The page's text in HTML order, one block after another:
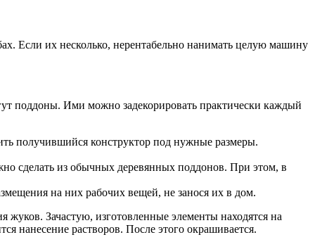
Если их несколько, нерентабельно нанимать целую машину
поддоны. Ими можно задекорировать практически каждый
получившийся конструктор под нужные размеры.
сделать из обычных деревянных поддонов. При этом, в
на них рабочих вещей, не занося их в дом.
жуков. Зачастую, изготовленные элементы находятся на
нанесение растворов. После этого окрашивается.